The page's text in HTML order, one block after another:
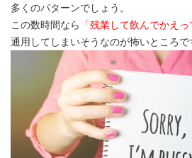
多くのパターンでしょう。
この数時間なら 「残業して飲んでかえっ
通用してしまいそうなのが怖いところで